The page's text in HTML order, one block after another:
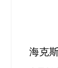
海克
机